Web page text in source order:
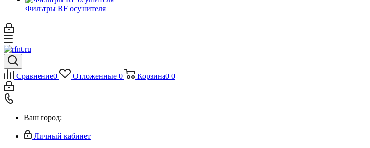
Фильтры RF осушителя
Сравнение0 Отложенные 0 Корзина0 0
Ваш город:
Личный кабинет